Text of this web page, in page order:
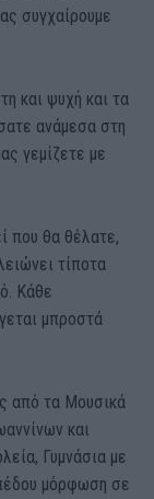
συγχαίρουμε
και ψυχή και τα
ανάμεσα στη
γεμίζετε με
που θα θέλατε,
τίποτα
Κάθε
μπροστά
από τα Μουσικά
και
Γυμνάσια με
μόρφωση σε